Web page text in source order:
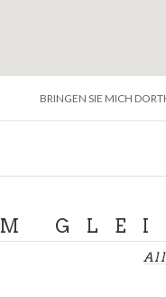
BRINGEN SIE MICH